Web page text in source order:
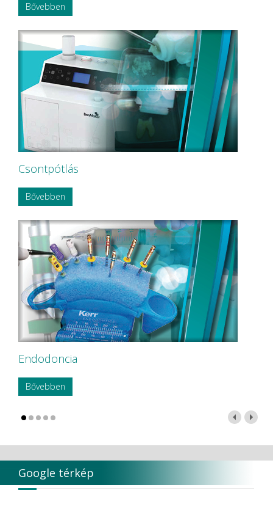
Bővebben
Csontpótlás
Bővebben
Endodoncia
Bővebben
Google térkép